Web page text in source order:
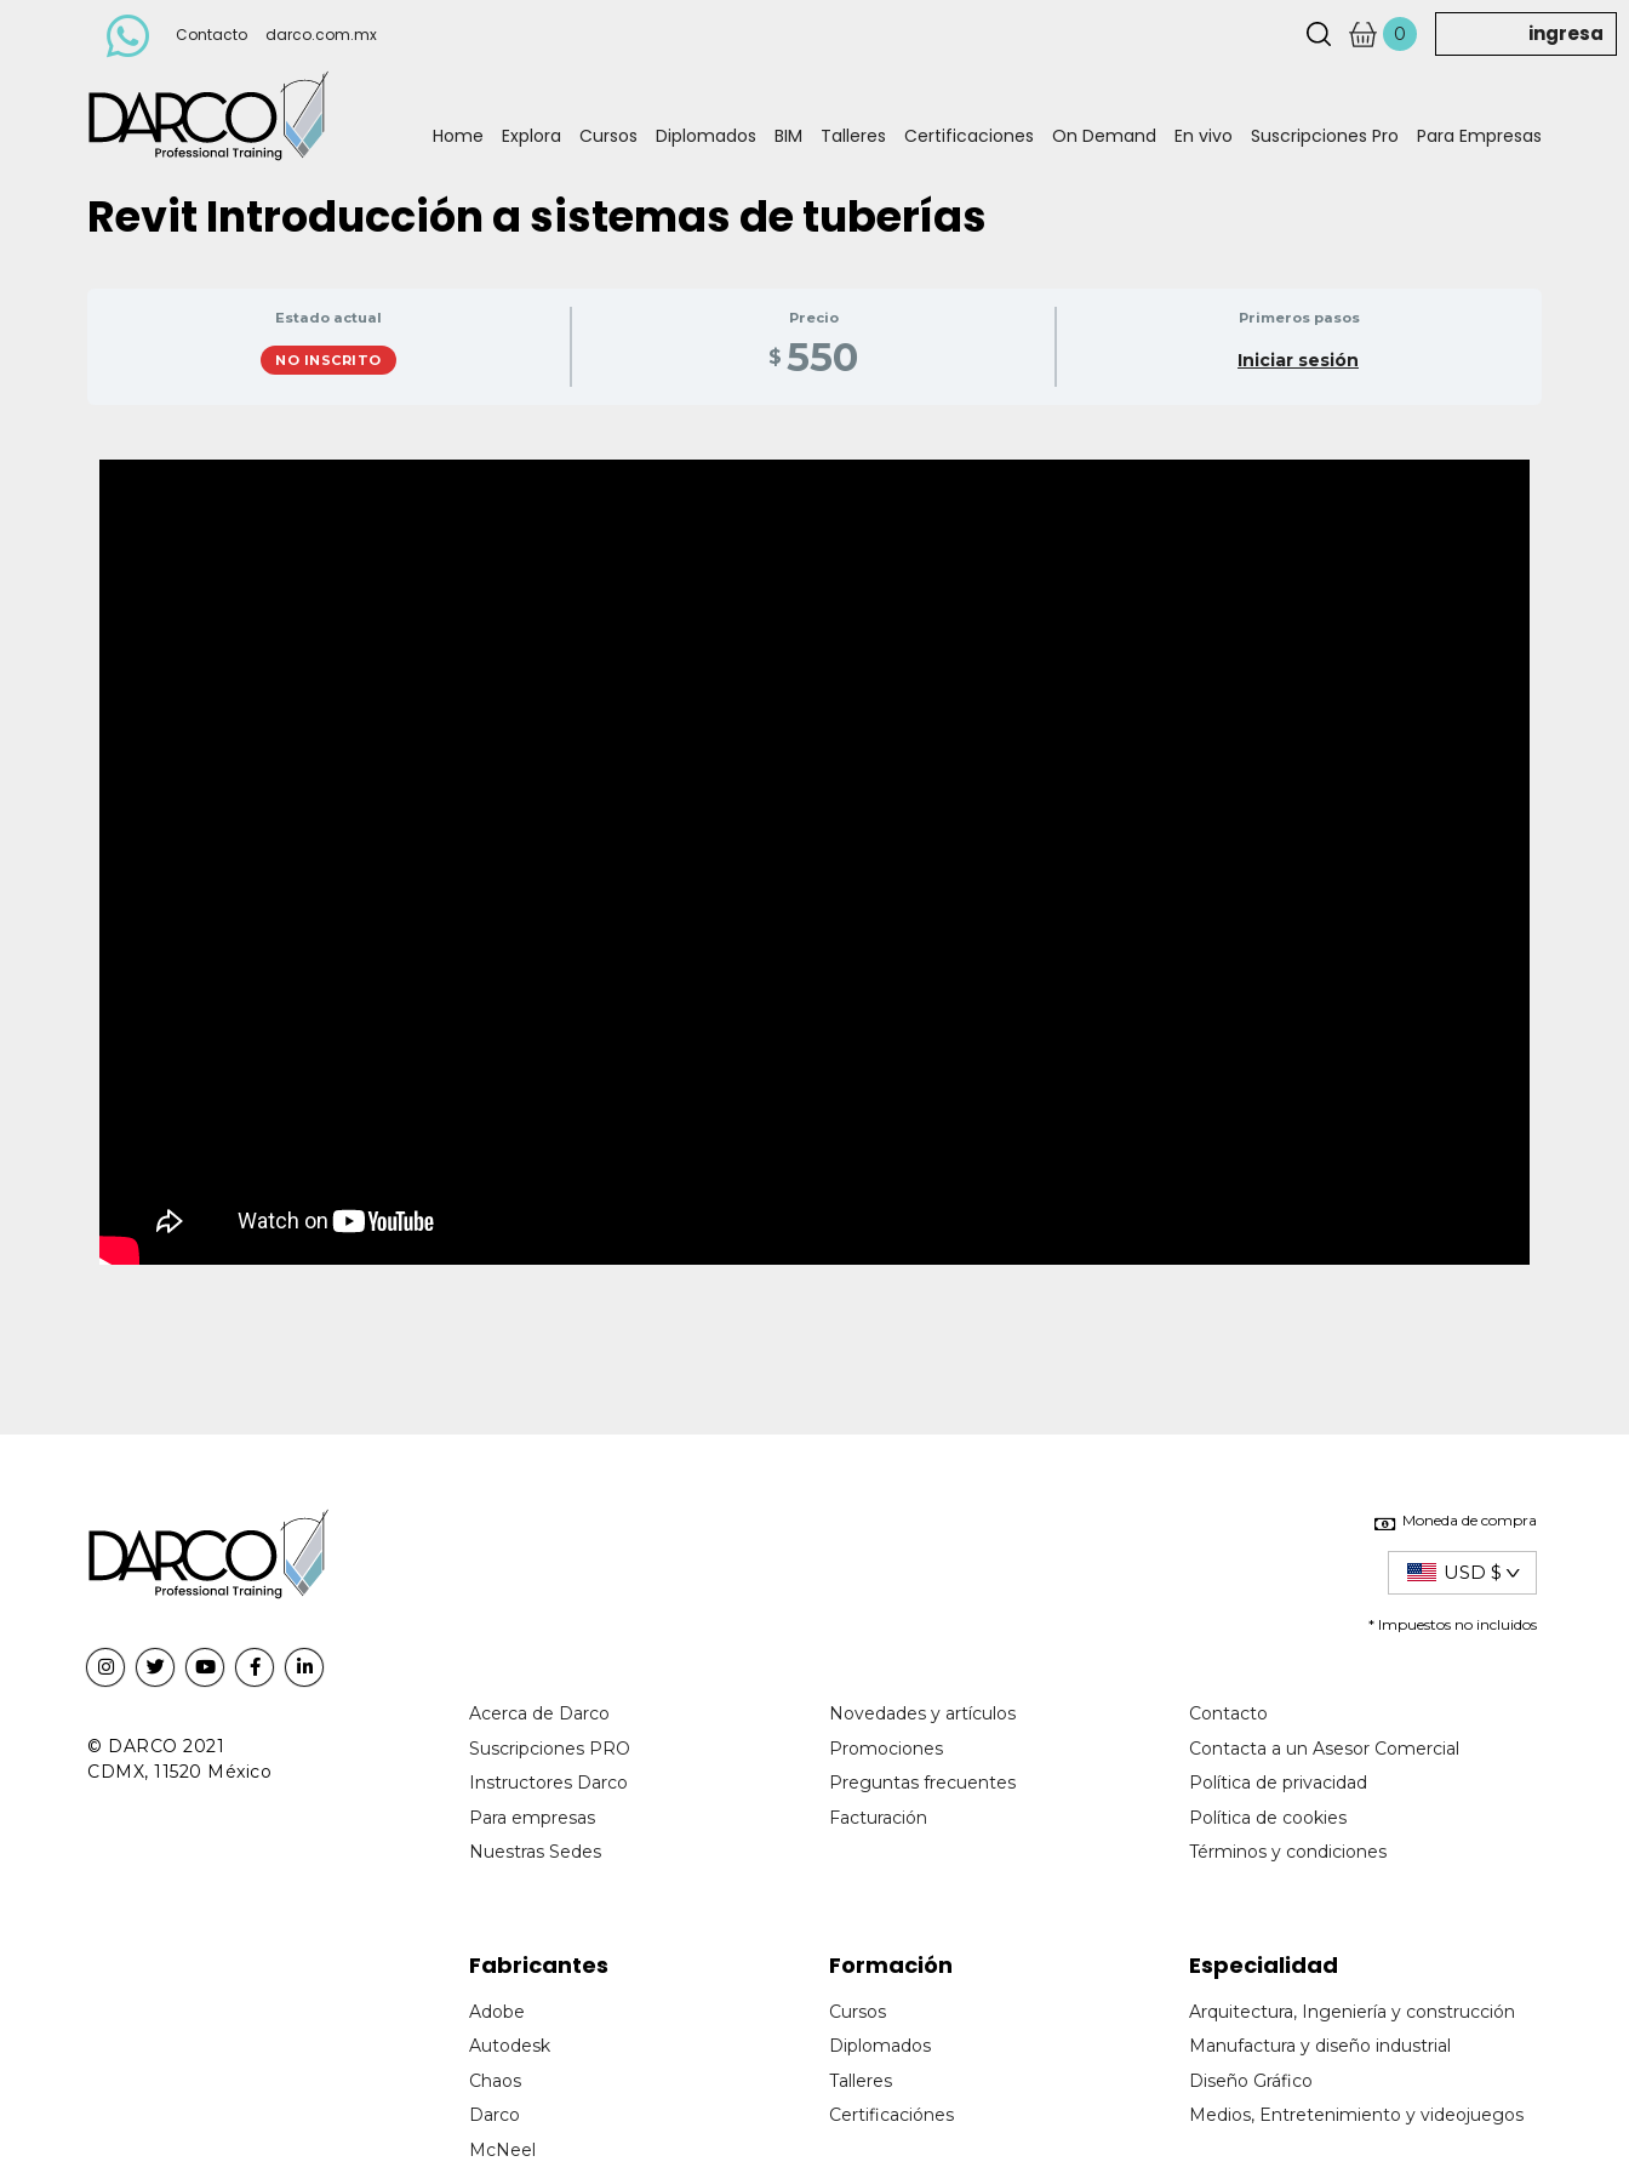
Contacto darco.com.mx 0 ingresa
Home Explora Cursos Diplomados BIM Talleres Certificaciones On Demand En vivo Suscripciones Pro Para Empresas
Revit Introducción a sistemas de tuberías
Estado actual
NO INSCRITO
Precio
$ 550
Primeros pasos
Iniciar sesión
© DARCO 2021
CDMX, 11520 México
Moneda de compra
USD $
* Impuestos no incluidos
Acerca de Darco
Suscripciones PRO
Instructores Darco
Para empresas
Nuestras Sedes
Novedades y artículos
Promociones
Preguntas frecuentes
Facturación
Contacto
Contacta a un Asesor Comercial
Política de privacidad
Política de cookies
Términos y condiciones
Fabricantes
Adobe
Autodesk
Chaos
Darco
McNeel
Formación
Cursos
Diplomados
Talleres
Certificaciónes
Especialidad
Arquitectura, Ingeniería y construcción
Manufactura y diseño industrial
Diseño Gráfico
Medios, Entretenimiento y videojuegos